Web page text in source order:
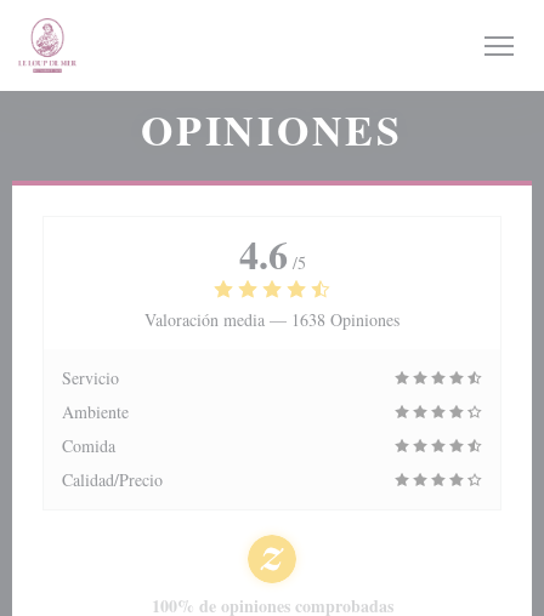
OPINIONES
4.6 /5
Valoración media — 1638 Opiniones
Servicio
Ambiente
Comida
Calidad/Precio
100% de opiniones comprobadas